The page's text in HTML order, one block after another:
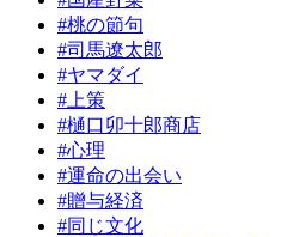
#桃の節句
#司馬遼太郎
#ヤマダイ
#上策
#樋口卯十郎商店
#心理
#運命の出会い
#贈与経済
#同じ文化